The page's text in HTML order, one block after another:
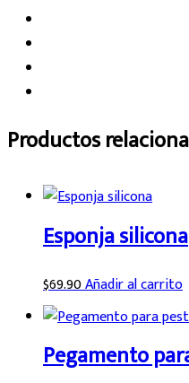
Productos
Esponja silicona
$69.90Añadir al carrito
Pegamento